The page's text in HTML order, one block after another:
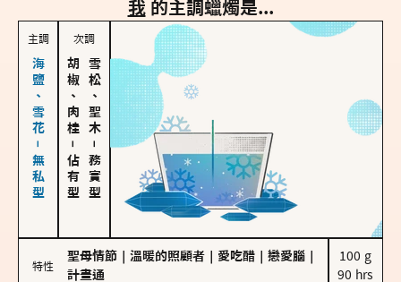
我 的主調蠟燭是...
主調
海鹽、雪花－無私型
次調
胡椒、肉桂
－
佔有型
雪松、聖木
－
務實型
特性
聖母情節 溫暖的照顧者 愛吃醋 戀愛腦
計畫通
100 g
90 hrs